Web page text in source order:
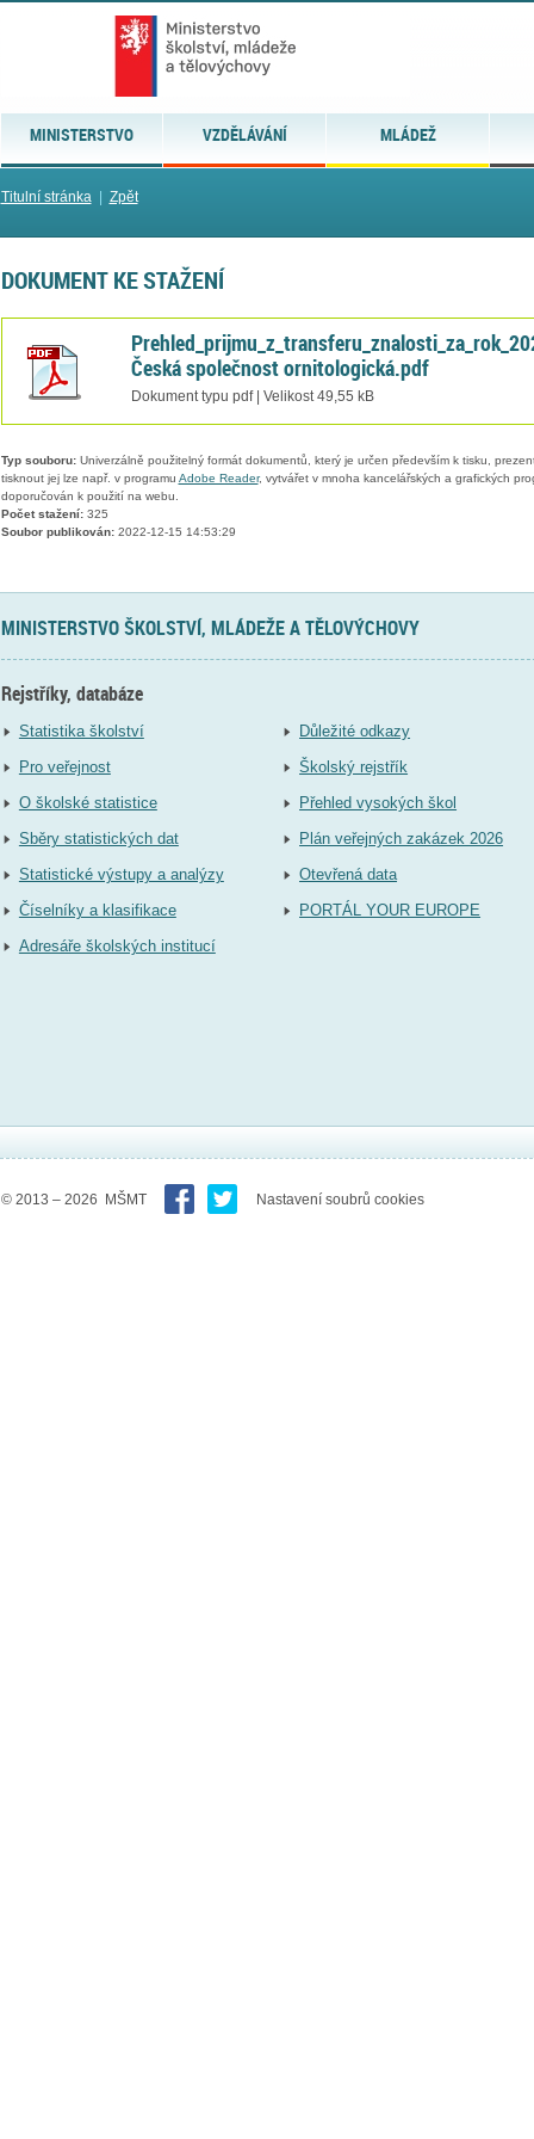
MINISTERSTVO VZDĚLÁVÁNÍ MLÁDEŽ
Titulní stránka| Zpět
DOKUMENT KE STAŽENÍ
Česká společnost ornitologická.pdf
Dokument typu pdf | Velikost 49,55 kB
Typ souboru:Univerzálně použitelný formát dokumentů, který je určen především k tisku,
tisknout jej lze např. v programu Adobe Reader, vytvářet v mnoha kancelářských a grafických
doporučován k použití na webu.
Počet stažení:325
Soubor publikován:2022-12-15 14:53:29
MINISTERSTVO ŠKOLSTVÍ, MLÁDEŽE A TĚLOVÝCHOVY
Rejstříky, databáze
Statistika školství
Pro veřejnost
O školské statistice
Sběry statistických dat
Statistické výstupy a analýzy
Číselníky a klasifikace
Adresáře školských institucí
Důležité odkazy
Školský rejstřík
Přehled vysokých škol
Plán veřejných zakázek 2026
Otevřená data
PORTÁL YOUR EUROPE
© 2013 – 2026 MŠMT Nastavení soubrů cookies